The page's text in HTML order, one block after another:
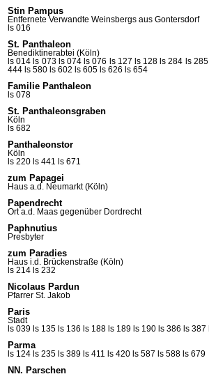
Stin Pampus
Entfernete Verwandte Weinsbergs aus Gontersdorf
ls 016
St. Panthaleon
Benediktinerabtei (Köln)
ls 014 ls 073 ls 074 ls 076 ls 127 ls 128 ls 284 ls 285
444 ls 580 ls 602 ls 605 ls 626 ls 654
Familie Panthaleon
ls 078
St. Panthaleonsgraben
Köln
ls 682
Panthaleonstor
Köln
ls 220 ls 441 ls 671
zum Papagei
Haus a.d. Neumarkt (Köln)
Papendrecht
Ort a.d. Maas gegenüber Dordrecht
Paphnutius
Presbyter
zum Paradies
Haus i.d. Brückenstraße (Köln)
ls 214 ls 232
Nicolaus Pardun
Pfarrer St. Jakob
Paris
Stadt
ls 039 ls 135 ls 136 ls 188 ls 189 ls 190 ls 386 ls 387
Parma
ls 124 ls 235 ls 389 ls 411 ls 420 ls 587 ls 588 ls 679
NN. Parschen